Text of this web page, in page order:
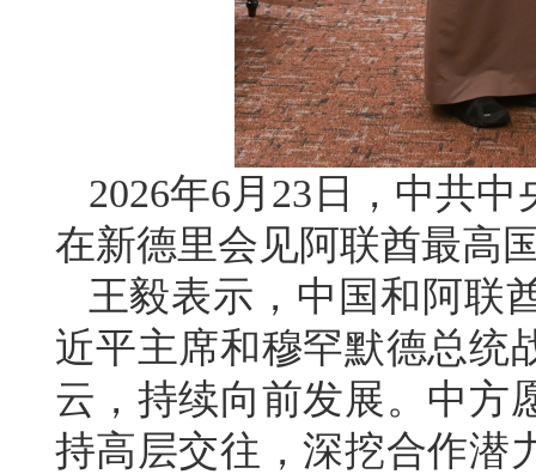
2026年6月23日，中共
在新德里会见阿联酋最高
王毅表示，中国和阿联
近平主席和穆罕默德总统
云，持续向前发展。中方
持高层交往，深挖合作潜